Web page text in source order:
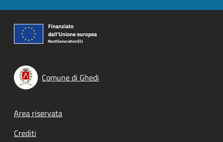
Comune di Ghedi
Footer menu
Area riservata
Crediti